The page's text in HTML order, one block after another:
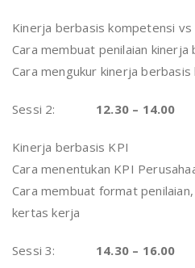
Kinerja berbasis kompetensi
Cara membuat penilaian
Cara mengukur kinerja
Sessi 2: 12.30 – 14.00
Kinerja berbasis KPI
Cara menentukan KPI
Cara membuat format
kertas kerja
Sessi 3: 14.30 – 16.00